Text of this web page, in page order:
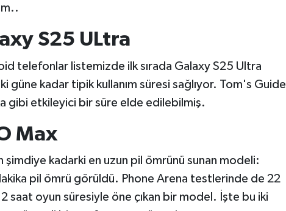
S25 ULtra
telefonlar listemizde ilk sırada Galaxy S25 Ultra
kadar tipik kullanım süresi sağlıyor. Tom's Guide
gibi etkileyici bir süre elde edilebilmiş.
Max
kadarki en uzun pil ömrünü sunan modeli:
pil ömrü görüldü. Phone Arena testlerinde de 22
saat oyun süresiyle öne çıkan bir model. İşte bu iki